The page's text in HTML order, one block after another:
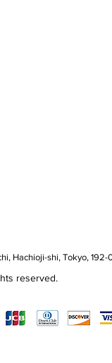
Hachioji-shi, Tokyo,
reserved.